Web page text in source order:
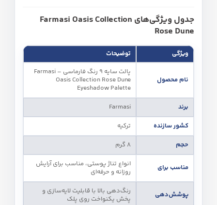
جدول ویژگی‌های Farmasi Oasis Collection
Rose Dune
ویژگی توضیحات
نام محصول
پالت سایه 9 رنگ فارماسی – Farmasi
Oasis Collection Rose Dune
Eyeshadow Palette
برند
Farmasi
کشور سازنده
ترکیه
حجم
8 گرم
مناسب برای
انواع تناژ پوستی، مناسب برای آرایش
روزانه و حرفه‌ای
پوشش‌دهی
رنگ‌دهی بالا با قابلیت لایه‌سازی و
پخش یکنواخت روی پلک